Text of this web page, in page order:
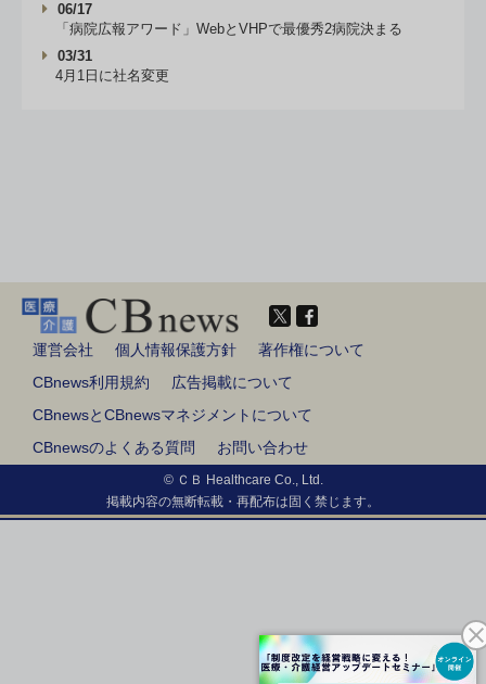
06/17
「病院広報アワード」WebとVHPで最優秀2病院決まる
03/31
4月1日に社名変更
運営会社 個人情報保護方針
著作権について
CBnews利用規約
広告掲載について
CBnewsとCBnewsマネジメントについて
CBnewsのよくある質問
お問い合わせ
© ＣＢ Healthcare Co., Ltd.
掲載内容の無断転載・再配布は固く禁じます。